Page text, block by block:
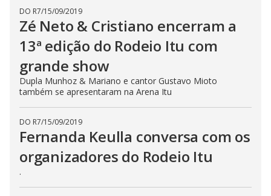
DO R7/15/09/2019
Zé Neto & Cristiano encerram a
13ª edição do Rodeio Itu com
grande show
Dupla Munhoz & Mariano e cantor Gustavo Mioto
também se apresentaram na Arena Itu
DO R7/15/09/2019
Fernanda Keulla conversa com os
organizadores do Rodeio Itu
.